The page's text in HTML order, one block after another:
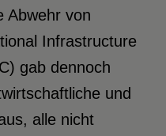
Abwehr von
Infrastructure
gab dennoch
und
alle nicht